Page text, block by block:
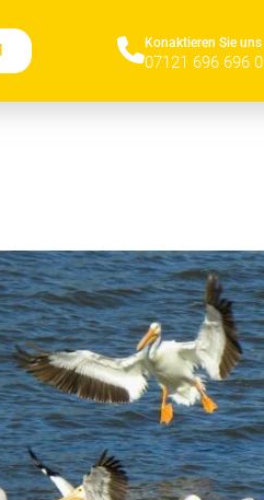
Konaktieren Sie uns​
07121 696 696 0